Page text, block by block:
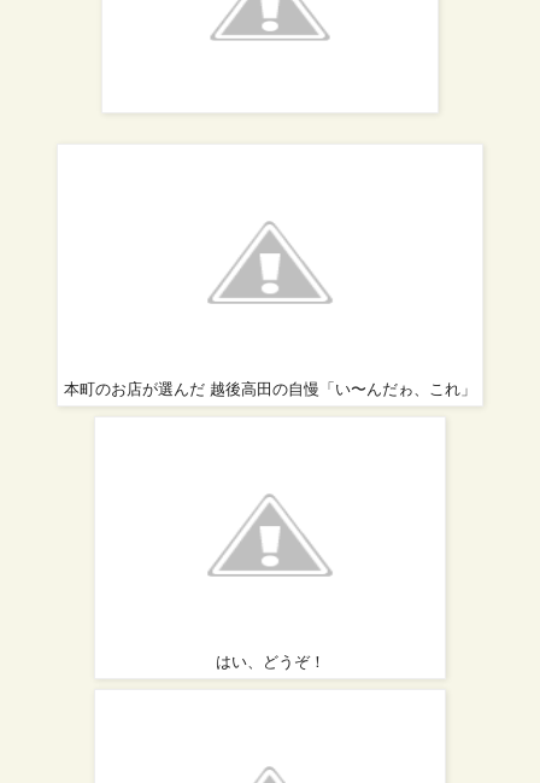
本町のお店が選んだ 越後高田の自慢「い〜んだゎ、これ」
はい、どうぞ！